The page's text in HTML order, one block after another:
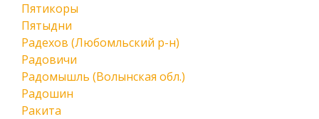
Пятикоры
Пятыдни
Радехов (Любомльский р-н)
Радовичи
Радомышль (Волынская обл.)
Радошин
Ракита